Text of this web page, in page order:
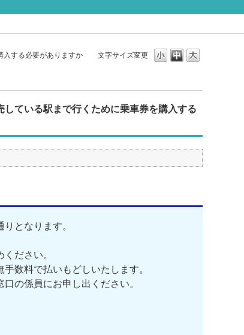
文字サイズ変更
入する必要がありますか
ている駅まで行くために乗車券を購入する
となります。
ださい。
数料で払いもどしいたします。
の係員にお申し出ください。